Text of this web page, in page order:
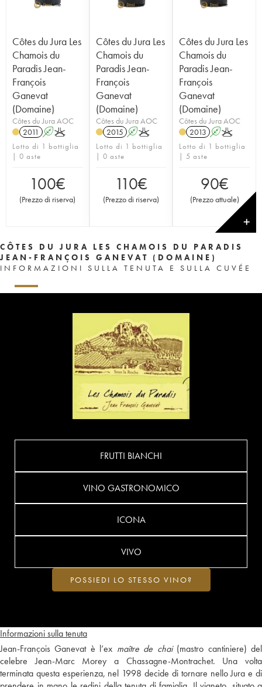
Côtes du Jura Les
Chamois du
Paradis Jean-
François
Ganevat
(Domaine)
Côtes du Jura AOC
2011
AK
Lotto di 1 bottiglia
| 0 aste
100€
(Prezzo di riserva)
Côtes du Jura Les
Chamois du
Paradis Jean-
François
Ganevat
(Domaine)
Côtes du Jura AOC
2015 AK
Lotto di 1 bottiglia
| 0 aste
110€
(Prezzo di riserva)
Côtes du Jura Les
Chamois du
Paradis Jean-
François
Ganevat
(Domaine)
Côtes du Jura AOC
2013 AK
Lotto di 1 bottiglia
| 5 aste
90€
(Prezzo attuale)
✕
CÔTES DU JURA LES CHAMOIS DU PARADIS
JEAN-FRANÇOIS GANEVAT (DOMAINE)
INFORMAZIONI SULLA TENUTA E SULLA CUVÉE
Informazioni sulla tenuta
Jean-François Ganevat è l’ex maître de chai(mastro cantiniere) del
celebre Jean-Marc Morey a Chassagne-Montrachet. Una volta
terminata questa esperienza, nel 1998 decide di tornare nello Jura e di
FRUTTI BIANCHI
VINO GASTRONOMICO
ICONA
VIVO
POSSIEDI LO STESSO VINO?